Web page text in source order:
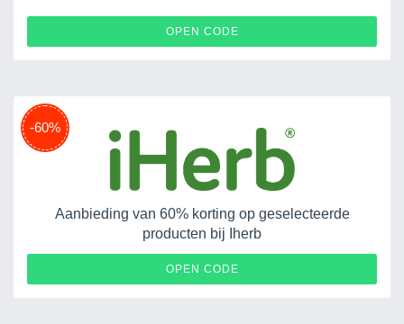
OPEN CODE
-60%
Aanbieding van 60% korting op geselecteerde
producten bij Iherb
OPEN CODE